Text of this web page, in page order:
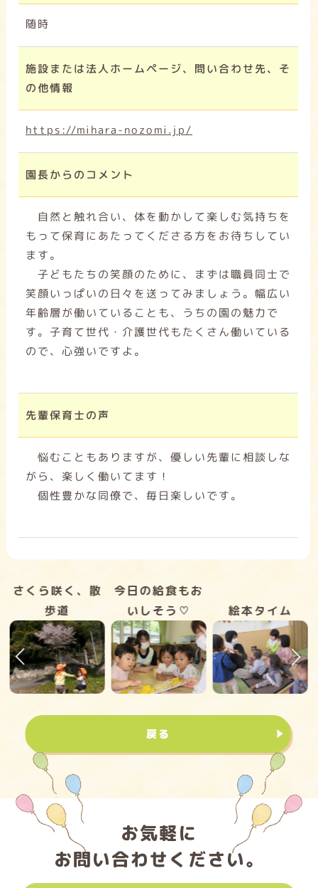
随時
施設または法人ホームページ、問い合わせ先、そ
の他情報
https://mihara-nozomi.jp/
園長からのコメント
自然と触れ合い、体を動かして楽しむ気持ちを
もって保育にあたってくださる方をお待ちしてい
ます。
子どもたちの笑顔のために、まずは職員同士で
笑顔いっぱいの日々を送ってみましょう。幅広い
年齢層が働いていることも、うちの園の魅力で
す。子育て世代・介護世代もたくさん働いている
ので、心強いですよ。
先輩保育士の声
悩むこともありますが、優しい先輩に相談しな
がら、楽しく働いてます！
個性豊かな同僚で、毎日楽しいです。
さくら咲く、散
歩道
今日の給食もお
いしそう♡ 絵本タイム
戻る
お気軽に
お問い合わせください。